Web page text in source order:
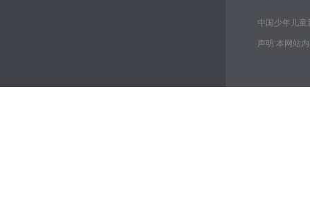
中国少年儿
声明:本网站